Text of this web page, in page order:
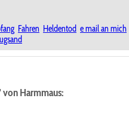
Fahren Heldentod e mail an mich
Harmmaus: